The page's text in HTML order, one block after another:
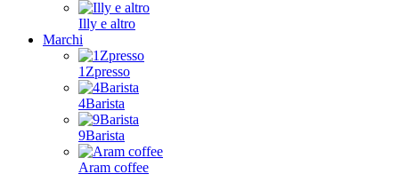
Illy e altro
Marchi
1Zpresso
4Barista
9Barista
Aram coffee